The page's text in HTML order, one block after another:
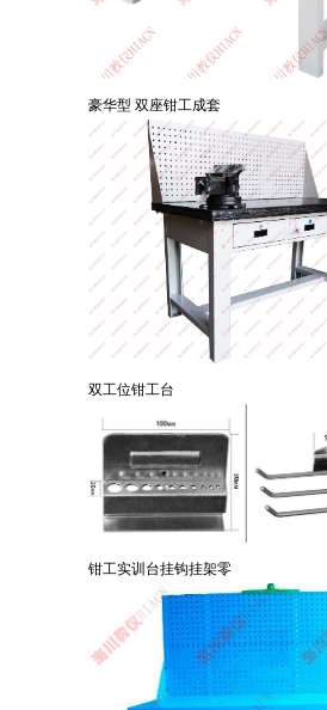
豪华型 双座钳工成套
双工位钳工台
钳工实训台挂钩挂架零